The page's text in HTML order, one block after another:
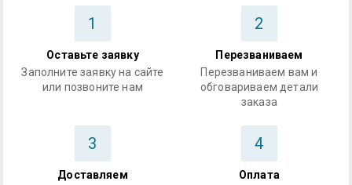
1
Оставьте заявку
Заполните заявку на сайте
или позвоните нам
2
Перезваниваем
Перезваниваем вам и
обговариваем детали
заказа
3
Доставляем
4
Оплата